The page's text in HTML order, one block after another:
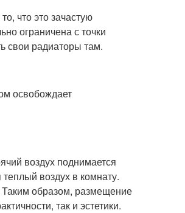
что это зачастую
ограничена с точки
свои радиаторы там.
освобождает
воздух поднимается
воздух в комнату.
образом, размещение
так и эстетики.